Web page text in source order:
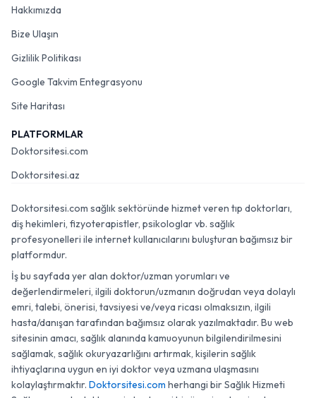
Hakkımızda
Bize Ulaşın
Gizlilik Politikası
Google Takvim Entegrasyonu
Site Haritası
PLATFORMLAR
Doktorsitesi.com
Doktorsitesi.az
Doktorsitesi.com sağlık sektöründe hizmet veren tıp doktorları,
diş hekimleri, fizyoterapistler, psikologlar vb. sağlık
profesyonelleri ile internet kullanıcılarını buluşturan bağımsız bir
platformdur.
İş bu sayfada yer alan doktor/uzman yorumları ve
değerlendirmeleri, ilgili doktorun/uzmanın doğrudan veya dolaylı
emri, talebi, önerisi, tavsiyesi ve/veya ricası olmaksızın, ilgili
hasta/danışan tarafından bağımsız olarak yazılmaktadır. Bu web
sitesinin amacı, sağlık alanında kamuoyunun bilgilendirilmesini
sağlamak, sağlık okuryazarlığını artırmak, kişilerin sağlık
ihtiyaçlarına uygun en iyi doktor veya uzmana ulaşmasını
kolaylaştırmaktır. Doktorsitesi.com herhangi bir Sağlık Hizmeti